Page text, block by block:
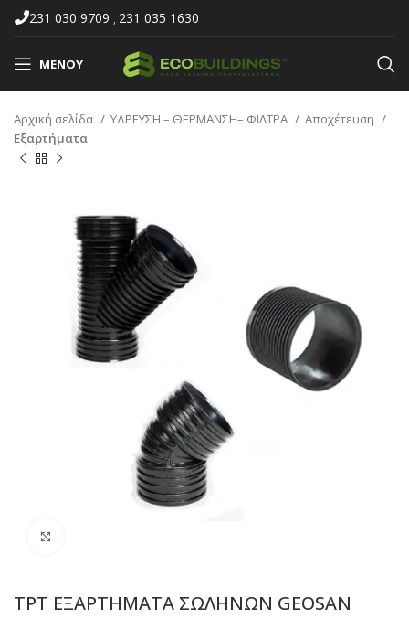
231 030 9709 , 231 035 1630
ΜΕΝΟΎ
Αρχική σελίδα ΥΔΡΕΥΣΗ – ΘΕΡΜΑΝΣΗ– ΦΙΛΤΡΑ
Αποχέτευση
Εξαρτήματα
TPT ΕΞΑΡΤΗΜΑΤΑ ΣΩΛΗΝΩΝ GEOSAN